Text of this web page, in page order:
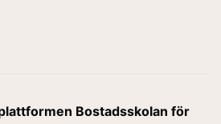
Bostadsskolan för